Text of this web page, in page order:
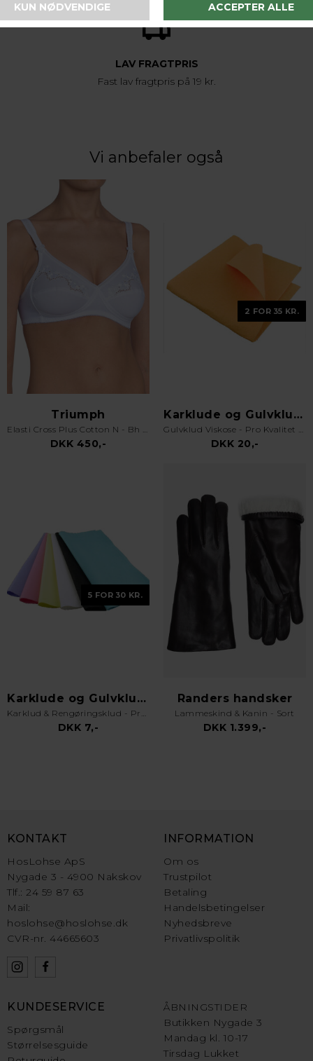
LAV FRAGTPRIS
Fast lav fragtpris på 19 kr.
Vi anbefaler også
Triumph
Elasti Cross Plus Cotton N - Bh uden bøjle - Hvid
DKK 450,-
2 FOR 35 KR.
Karklude og Gulvklude
Gulvklud Viskose - Pro Kvalitet - Orange
DKK 20,-
5 FOR 30 KR.
Karklude og Gulvklude
Karklud & Rengøringsklud - Pro Kvalitet - Valgfri Farve
DKK 7,-
Randers handsker
Lammeskind & Kanin - Sort
DKK 1.399,-
KONTAKT
HosLohse ApS
Nygade 3 - 4900 Nakskov
Tlf.: 24 59 87 63
Mail:
hoslohse@hoslohse.dk
CVR-nr. 44665603
INFORMATION
Om os
Trustpilot
Betaling
Handelsbetingelser
Nyhedsbreve
Privatlivspolitik
KUNDESERVICE
Spørgsmål
Størrelsesguide
ÅBNINGSTIDER
Butikken Nygade 3
Mandag kl. 10-17
Tirsdag Lukket